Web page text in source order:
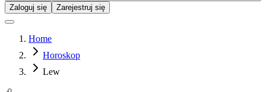
Zaloguj się
Zarejestruj się
Home
Horoskop
Lew